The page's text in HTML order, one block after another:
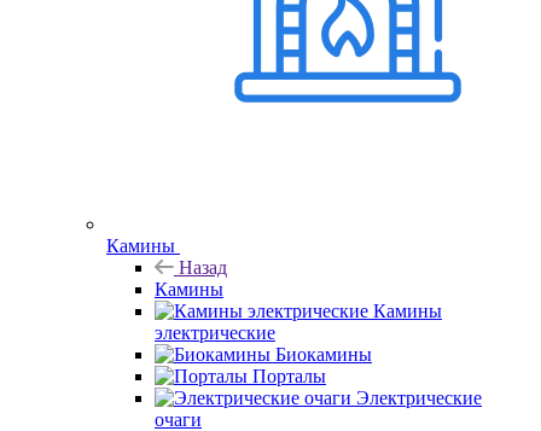
Камины
Назад
Камины
Камины
электрические
Биокамины
Порталы
Электрические
очаги